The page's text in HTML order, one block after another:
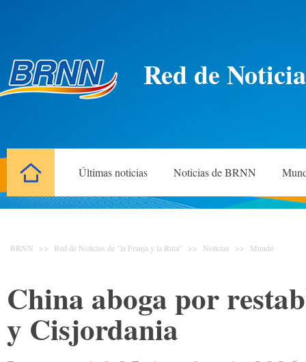
Red de
Últimas noticias Noticias de BRNN
BRNN >> Red de Noticias de "la Franja y la Ruta" >> Noticias >> Mundo
China aboga por
y Cisjordania